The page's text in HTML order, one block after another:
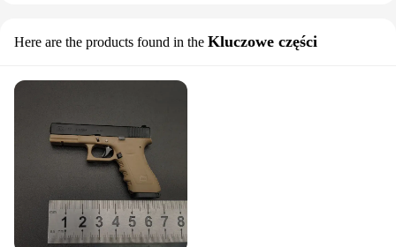
Here are the products found in the Kluczowe części